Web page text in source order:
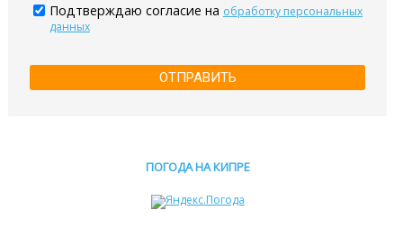
Подтверждаю согласие на обработку персональных
данных
ОТПРАВИТЬ
ПОГОДА НА КИПРЕ